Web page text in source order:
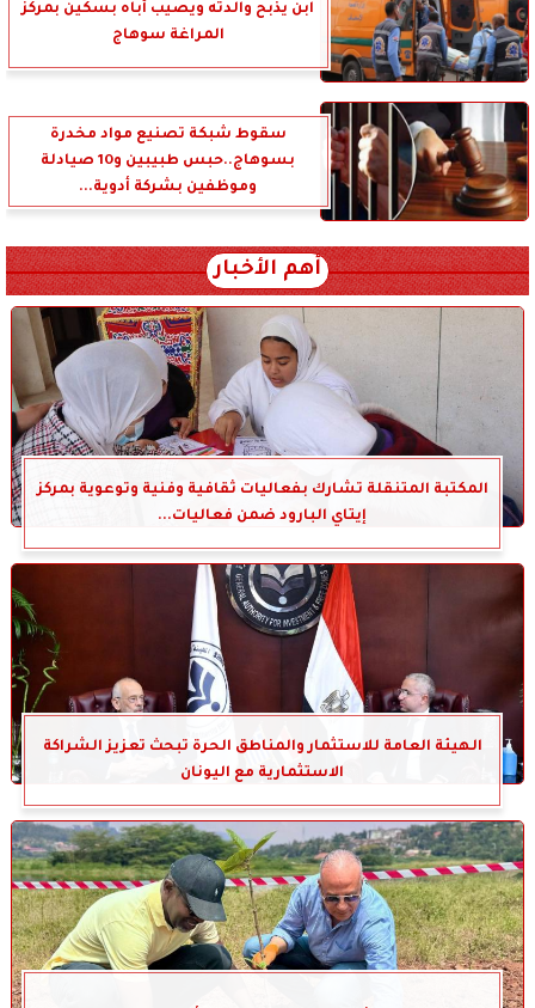
ابن يذبح والدته ويصيب أباه بسكين بمركز
المراغة سوهاج
سقوط شبكة تصنيع مواد مخدرة
بسوهاج..حبس طبيبين و10 صيادلة
وموظفين بشركة أدوية...
أهم الأخبار
المكتبة المتنقلة تشارك بفعاليات ثقافية وفنية وتوعوية بمركز
إيتاي البارود ضمن فعاليات...
الهيئة العامة للاستثمار والمناطق الحرة تبحث تعزيز الشراكة
الاستثمارية مع اليونان